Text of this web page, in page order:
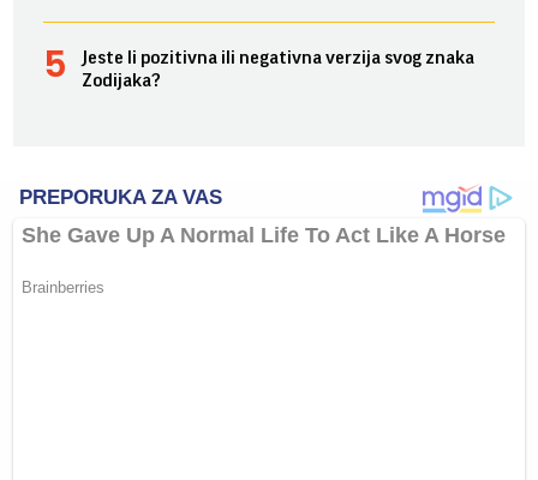
Jeste li pozitivna ili negativna verzija svog znaka
Zodijaka?